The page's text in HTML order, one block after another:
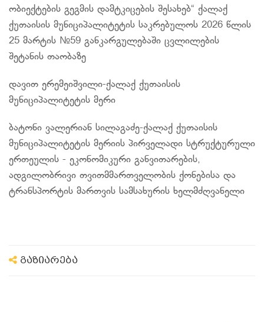
ობიექტების გეგმის დამტკიცების შესახებ“ ქალაქ
ქუთაისის მუნიციპალიტეტის საკრებულოს 2026 წლის
25 მარტის №59 განკარგულებაში ცვლილების
შეტანის თაობაზე
დავით ერემეიშვილი-ქალაქ ქუთაისის
მუნიციპალიტეტის მერი
ბატონი ვალერიან სილაგაძე-ქალაქ ქუთაისის
მუნიციპალიტეტის მერიის პირველადი სტრუქტურული
ერთეულის - ეკონომიკური განვითარების,
ადგილობრივი თვითმმართველობის ქონებისა და
ტრანსპორტის მართვის სამსახურის ხელმძღვანელი
გაზიარება